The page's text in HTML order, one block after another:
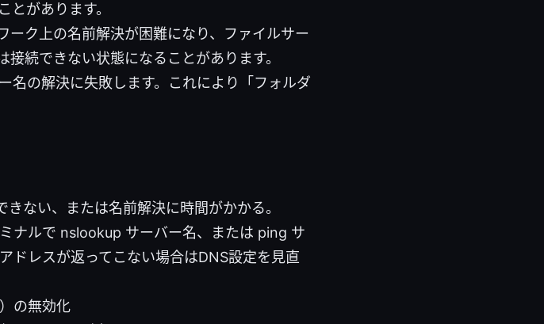
とがあります。
ーク上の名前解決が困難になり、ファイルサー
続できない状態になることがあります。
名の解決に失敗します。これにより「フォルダ
ない、または名前解決に時間がかかる。
ナルで nslookup サーバー名、または ping サ
ドレスが返ってこない場合はDNS設定を見直
の無効化